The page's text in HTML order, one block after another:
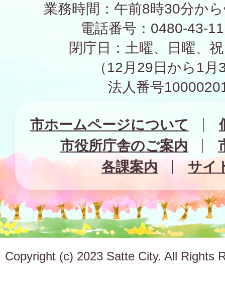
業務時間：午前8時30分か
電話番号：0480-43-
閉庁日：土曜、日曜、
（12月29日から1
法人番号
市ホームページについて
市役所庁舎のご案内
各課案内
サイ
Copyright (c) 2023 Satte City. All Rights